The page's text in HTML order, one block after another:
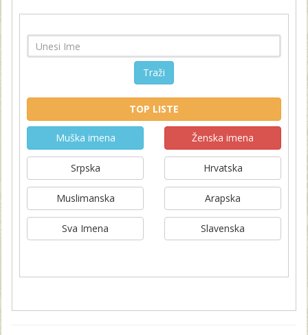
Traži
TOP LISTE
Muška imena Ženska imena
Srpska Hrvatska
Muslimanska Arapska
Sva Imena Slavenska